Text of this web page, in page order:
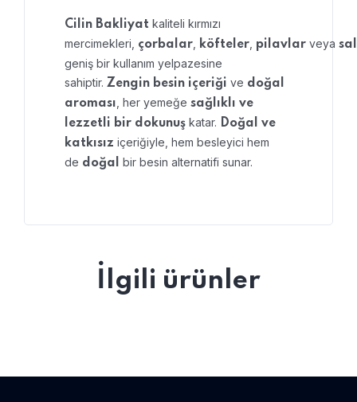
Cilin Bakliyat kaliteli kırmızı
mercimekleri, çorbalar köfteler pilavlar veya
geniş bir kullanım yelpazesine
sahiptir. Zengin besin içeriği ve doğal
aroması , her yemeğe sağlıklı ve
lezzetli bir dokunuş katar. Doğal ve
katkısız içeriğiyle, hem besleyici hem
de doğal bir besin alternatifi sunar.
İlgili ürünler